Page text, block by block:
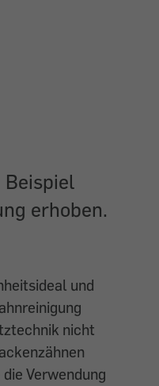
erhoben.
und
nicht
Verwendung